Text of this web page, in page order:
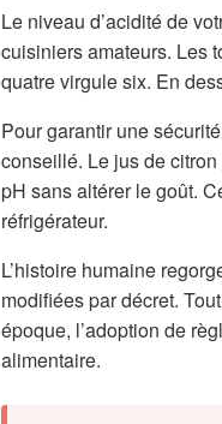
Le niveau d’acidité de
cuisiniers amateurs. Les
quatre virgule six. En
Pour garantir une
conseillé. Le jus de
pH sans altérer le goût.
réfrigérateur.
L’histoire humaine
modifiées par décret.
époque, l’adoption de
alimentaire.